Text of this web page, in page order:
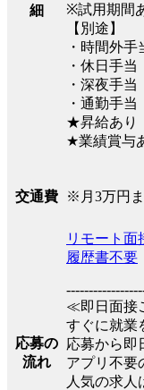
細
※試用期間
【別途】
・時間外手
・休日手当
・深夜手当
・通勤手当
★昇給あり
★業績賞与
交通費 ※月3万円
応募の
流れ
リモート面
履歴書不要
≪即日面接
すぐに就業
応募から
アプリ不要
人気の求